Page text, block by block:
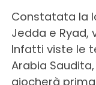
Constatata la
Jedda e Ryad,
Infatti viste le
Arabia
giocherà